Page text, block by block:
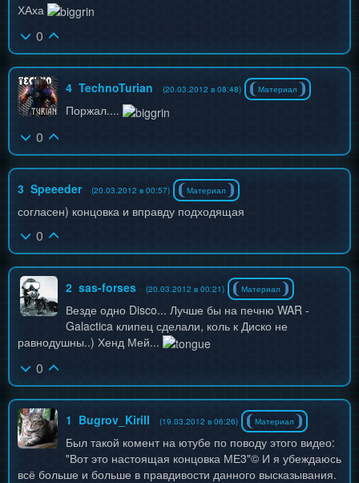
ХАха
0
4 TechnoTurian (20.03.2012 в 08:48) Материал
Поржал....
0
3 Speeeder (20.03.2012 в 00:57) Материал
согласен) концовка и вправду подходящая
0
2 sas-forses (20.03.2012 в 00:21) Материал
Везде одно Disco... Лучше бы на печню WAR -
Galactica клипец сделали, коль к Диско не
равнодушны..) Хенд Мей...
0
1 Bugrov_Kirill (19.03.2012 в 06:26) Материал
Был такой комент на ютубе по поводу этого видео:
"Вот это настоящая концовка МЕ3"© И я убеждаюсь
всё больше и больше в правдивости данного высказывания.